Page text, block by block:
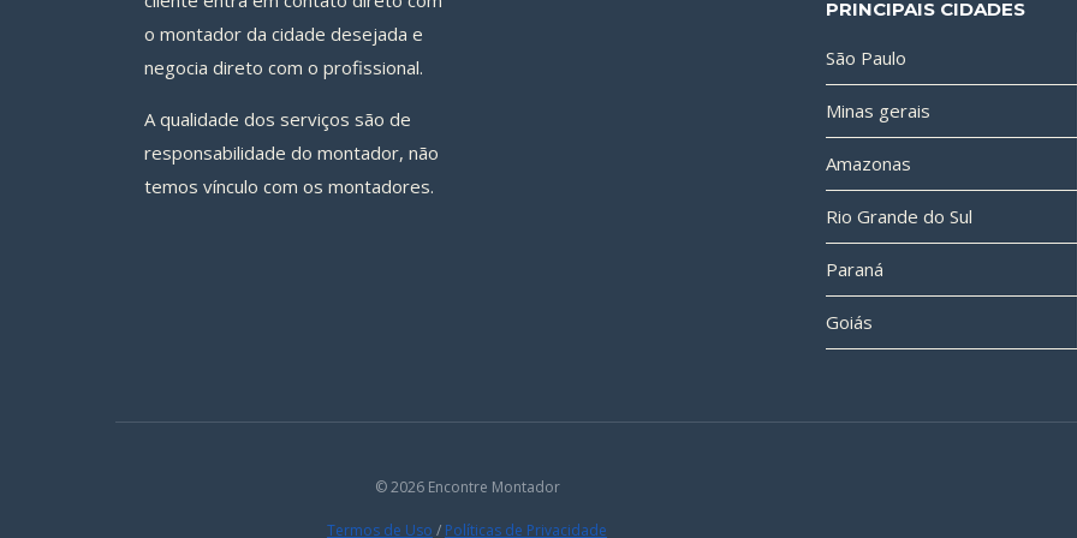
o montador da cidade desejada e
negocia direto com o profissional.
A qualidade dos serviços são de
responsabilidade do montador, não
temos vínculo com os montadores.
PRINCIPAIS CIDADES
São Paulo
Minas gerais
Amazonas
Rio Grande do Sul
Paraná
Goiás
© 2026 Encontre Montador
Termos de Uso / Políticas de Privacidade